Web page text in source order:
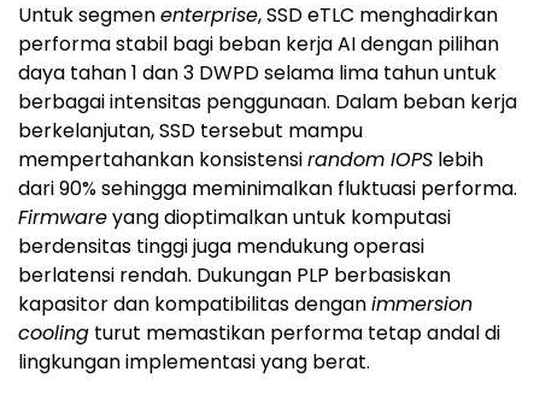
Untuk segmenenterprise, SSD eTLC menghadirkan
performa stabil bagi beban kerja AI dengan pilihan
daya tahan 1 dan 3 DWPD selama lima tahun untuk
berbagai intensitas penggunaan. Dalam beban kerja
berkelanjutan, SSD tersebut mampu
mempertahankan konsistensirandom IOPS lebih
dari 90% sehingga meminimalkan fluktuasi performa.
Firmwareyang dioptimalkan untuk komputasi
berdensitas tinggi juga mendukung operasi
berlatensi rendah. Dukungan PLP berbasiskan
kapasitor dan kompatibilitas denganimmersion
cooling turut memastikan performa tetap andal di
lingkungan implementasi yang berat.